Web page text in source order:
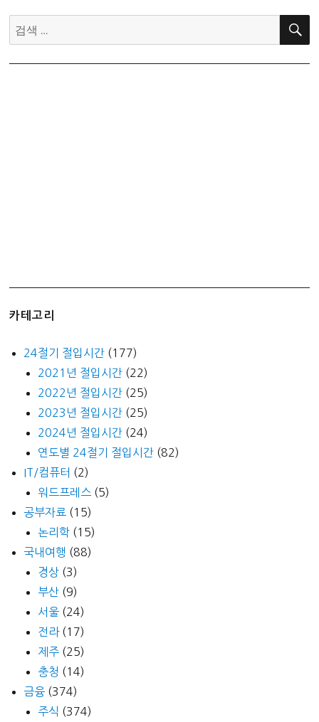
검
색:
검
카테고리
24절기 절입시간 (177)
2021년 절입시간 (22)
2022년 절입시간 (25)
2023년 절입시간 (25)
2024년 절입시간 (24)
연도별 24절기 절입시간 (82)
IT/컴퓨터 (2)
워드프레스 (5)
공부자료 (15)
논리학 (15)
국내여행 (88)
경상 (3)
부산 (9)
서울 (24)
전라(17)
제주 (25)
충청 (14)
금융 (374)
주식 (374)